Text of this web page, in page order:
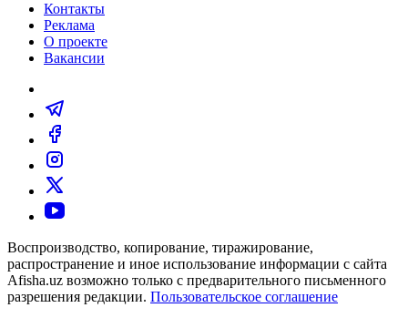
Контакты
Реклама
О проекте
Вакансии
Воспроизводство, копирование, тиражирование,
распространение и иное использование информации с сайта
Afisha.uz возможно только с предварительного письменного
разрешения редакции. Пользовательское соглашение